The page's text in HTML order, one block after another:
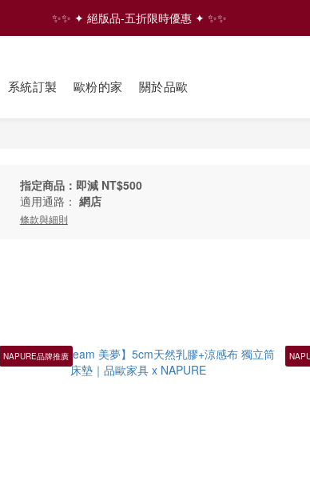
✨✨ ✦ 絕版品-五折限時優惠 ✦ ✨✨
✨✨ ✦ 絕版品-五折限時優惠 ✦ ✨✨
✨✨ ✦ 絕版品-五折限時優惠 ✦ ✨✨
系統訂製 歐粉的家 關於品歐
指定商品：即減 NT$500
適用通路： 網店
條款與細則
NAPURE品牌推廣